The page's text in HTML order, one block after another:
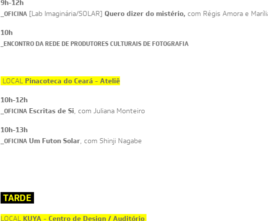
9h-12h
OFICINA [Lab Imaginária/SOLAR] Quero dizer do mistério, com Régis Amora e
10h
ENCONTRO DA REDE DE PRODUTORES CULTURAIS DE FOTOGRAFIA
LOCAL Pinacoteca do Ceará - Ateliê
10h-12h
OFICINA Escritas de Si, com Juliana Monteiro
10h-13h
OFICINA Um Futon Solar, com Shinji Nagabe
TARDE
LOCAL KUYA - Centro de Design / Auditório